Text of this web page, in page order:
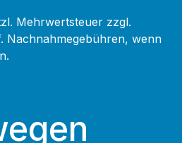
Mehrwertsteuer zzgl.
Nachnahmegebühren, wenn